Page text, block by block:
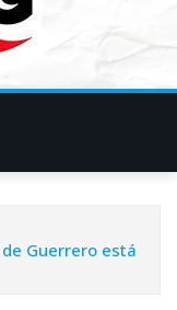
Guerrero está